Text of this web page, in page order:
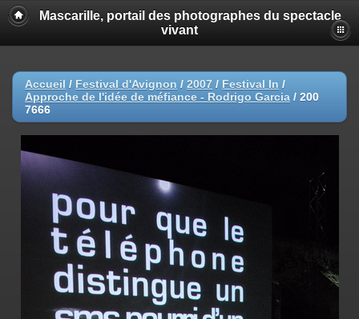
Mascarille, portail des photographes du spectacle
vivant
Accueil / Festival d'Avignon / 2007 / Festival In /
Approche de l'idée de méfiance - Rodrigo Garcia / 200
7666